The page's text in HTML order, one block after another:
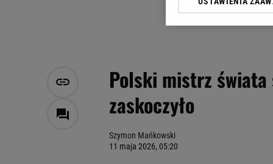
Polski mistrz świata
zaskoczyło
Szymon Mańkowski
11 maja 2026, 05:20
Klikając „Akceptuję”
Zaufanych Partnerów i
My, nasi Zaufani
Użycie dokładnych
Przechowywanie